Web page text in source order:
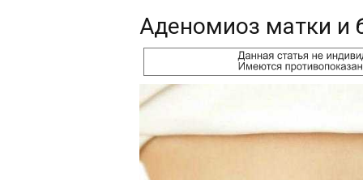
Аденомиоз матки и